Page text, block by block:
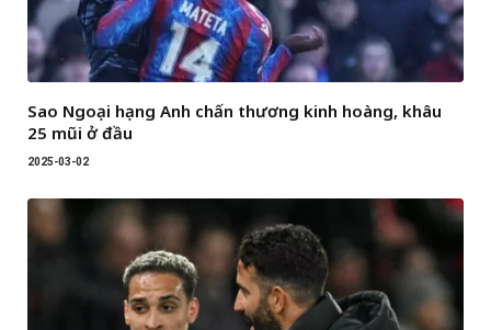
Sao Ngoại hạng Anh chấn thương kinh hoàng, khâu
25 mũi ở đầu
2025-03-02